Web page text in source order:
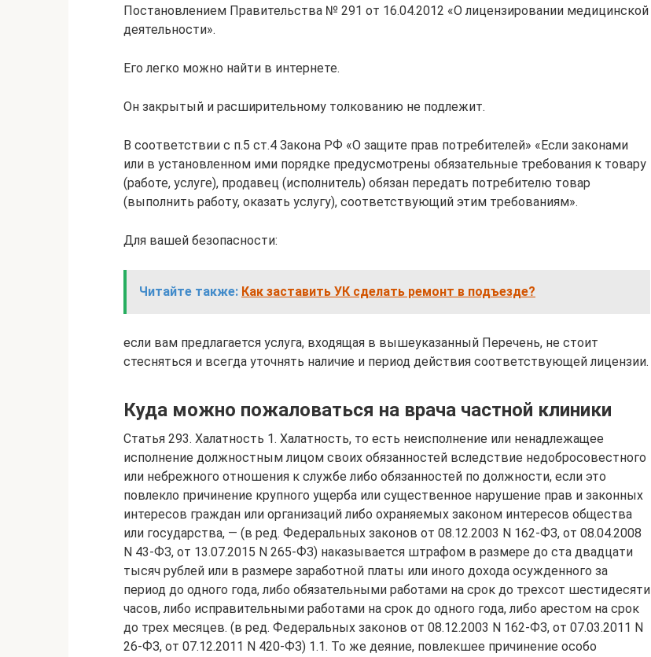
Постановлением Правительства № 291 от 16.04.2012 «О лицензировании медицинской
деятельности».
Его легко можно найти в интернете.
Он закрытый и расширительному толкованию не подлежит.
В соответствии с п.5 ст.4 Закона РФ «О защите прав потребителей» «Если законами
или в установленном ими порядке предусмотрены обязательные требования к товару
(работе, услуге), продавец (исполнитель) обязан передать потребителю товар
(выполнить работу, оказать услугу), соответствующий этим требованиям».
Для вашей безопасности:
Читайте также: Как заставить УК сделать ремонт в подъезде?
если вам предлагается услуга, входящая в вышеуказанный Перечень, не стоит
стесняться и всегда уточнять наличие и период действия соответствующей лицензии.
Куда можно пожаловаться на врача частной клиники
Статья 293. Халатность 1. Халатность, то есть неисполнение или ненадлежащее
исполнение должностным лицом своих обязанностей вследствие недобросовестного
или небрежного отношения к службе либо обязанностей по должности, если это
повлекло причинение крупного ущерба или существенное нарушение прав и законных
интересов граждан или организаций либо охраняемых законом интересов общества
или государства, — (в ред. Федеральных законов от 08.12.2003 N 162-ФЗ, от 08.04.2008
N 43-ФЗ, от 13.07.2015 N 265-ФЗ) наказывается штрафом в размере до ста двадцати
тысяч рублей или в размере заработной платы или иного дохода осужденного за
период до одного года, либо обязательными работами на срок до трехсот шестидесяти
часов, либо исправительными работами на срок до одного года, либо арестом на срок
до трех месяцев. (в ред. Федеральных законов от 08.12.2003 N 162-ФЗ, от 07.03.2011 N
26-ФЗ, от 07.12.2011 N 420-ФЗ) 1.1. То же деяние, повлекшее причинение особо